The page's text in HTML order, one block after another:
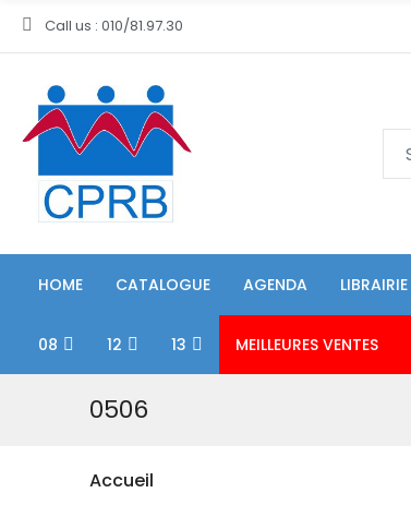
Call us : 010/81.97.30
HOME CATALOGUE AGENDA LIBRAIRIE
08 12 13 MEILLEURES VENTES
0506
Accueil